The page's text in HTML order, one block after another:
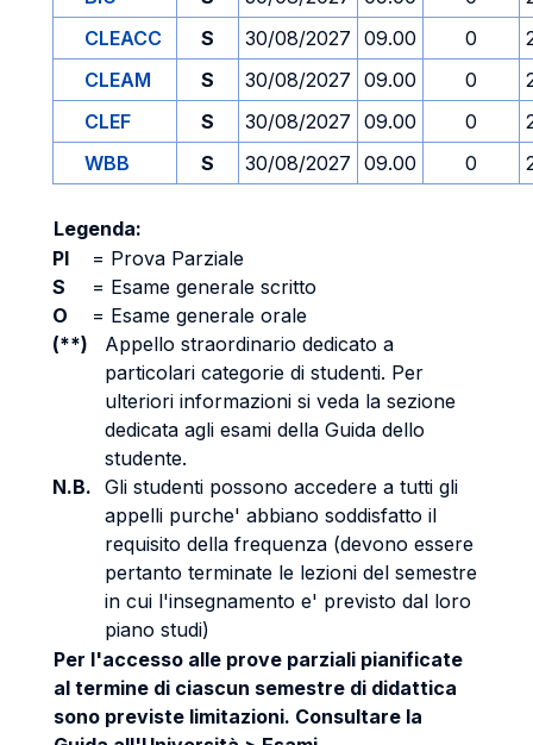
CLEACC
S 30/08/2027 09.00 0
CLEAM
S 30/08/2027 09.00 0
CLEF
S 30/08/2027 09.00 0
WBB
S 30/08/2027 09.00 0
Legenda:
PI
= Prova Parziale
S
= Esame generale scritto
O
= Esame generale orale
(**)
Appello straordinario dedicato a
particolari categorie di studenti. Per
ulteriori informazioni si veda la sezione
dedicata agli esami della Guida dello
studente.
N.B. Gli studenti possono accedere a tutti gli
appelli purche' abbiano soddisfatto il
requisito della frequenza (devono essere
pertanto terminate le lezioni del semestre
in cui l'insegnamento e' previsto dal loro
piano studi)
Per l'accesso alle prove parziali pianificate
al termine di ciascun semestre di didattica
sono previste limitazioni. Consultare la